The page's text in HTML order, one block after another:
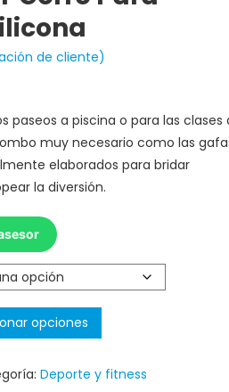
de cliente)
paseos a piscina o para las clases
muy necesario como las
elaborados para bridar
la diversión.
opciones
Deporte y fitness